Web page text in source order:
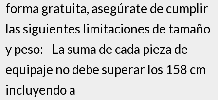
forma gratuita, asegúrate de cumplir
las siguientes limitaciones de tamaño
y peso: - La suma de cada pieza de
equipaje no debe superar los 158 cm
incluyendo a